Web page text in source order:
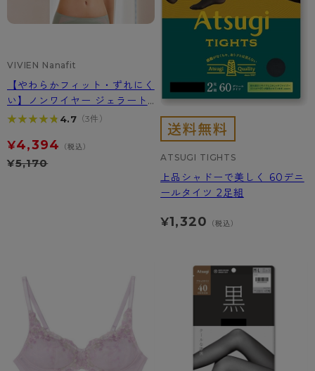
VIVIEN Nanafit
【やわらかフィット・ずれにく
い】ノンワイヤー ジェラート
タッチブラ｜韓国ブラ VIVIE
★★★★★
★★★★★ 4.7（3件）
¥4,394 （税込）
¥5,170 ATSUGI TIGHTS
上品シャドーで美しく 60デニ
ールタイツ 2足組
¥1,320 （税込）